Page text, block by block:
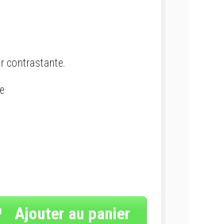
contrastante.
Ajouter au panier